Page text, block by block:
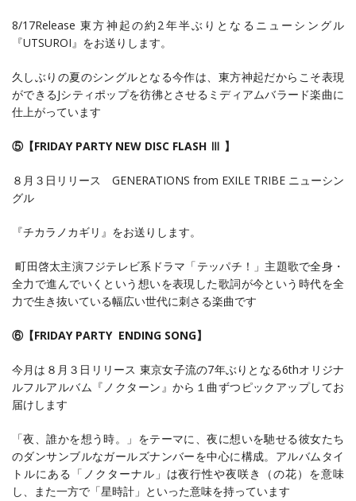
8/17Release 東方神起の約2年半ぶりとなるニューシングル
『UTSUROI』をお送りします。
久しぶりの夏のシングルとなる今作は、東方神起だからこそ表現
ができるJシティポップを彷彿とさせるミディアムバラード楽曲に
仕上がっています
⑤【FRIDAY PARTY NEW DISC FLASH Ⅲ 】
８月３日リリース GENERATIONS from EXILE TRIBE ニューシン
グル
『チカラノカギリ』をお送りします。
町田啓太主演フジテレビ系ドラマ「テッパチ！」主題歌で全身・
全力で進んでいくという想いを表現した歌詞が今という時代を全
力で生き抜いている幅広い世代に刺さる楽曲です
⑥【FRIDAY PARTY ENDING SONG】
今月は８月３日リリース 東京女子流の7年ぶりとなる6thオリジナ
ルフルアルバム『ノクターン』から１曲ずつピックアップしてお
届けします
「夜、誰かを想う時。」をテーマに、夜に想いを馳せる彼女たち
のダンサンブルなガールズナンバーを中心に構成。アルバムタイ
トルにある「ノクターナル」は夜行性や夜咲き（の花）を意味
し、また一方で「星時計」といった意味を持っています